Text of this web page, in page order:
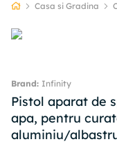
Casa si Gradina
Infinity
Pistol aparat de
apa, pentru
aluminiu/